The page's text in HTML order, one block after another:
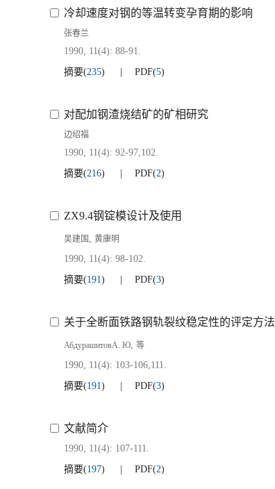
冷却速度对钢的等温转变孕育期的影响
张春兰
1990, 11(4): 88-91.
摘要(235) PDF(5)
对配加钢渣烧结矿的矿相研究
边绍福
1990, 11(4): 92-97,102.
摘要(216) PDF(2)
ZX9.4钢锭模设计及使用
吴建国 , 黄康明
1990, 11(4): 98-102.
摘要(191) PDF(3)
关于全断面铁路钢轨裂纹稳定性的评定方法
АбдурашитовА. Ю, 等
1990, 11(4): 103-106,111.
摘要(191) PDF(3)
文献简介
1990, 11(4): 107-111.
摘要(197) PDF(2)